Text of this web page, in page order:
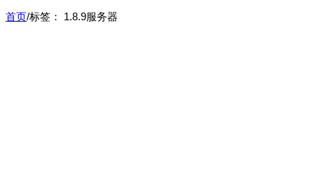
首页/标签： 1.8.9服务器